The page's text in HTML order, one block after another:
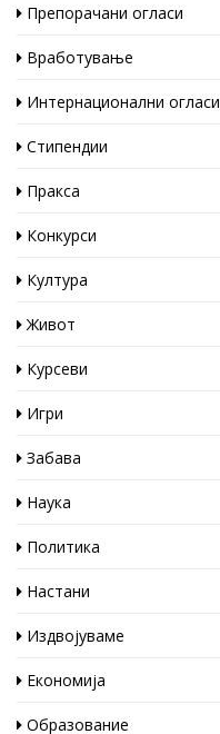
Препорачани огласи
Вработување
Интернационални огласи
Стипендии
Пракса
Конкурси
Култура
Живот
Курсеви
Игри
Забава
Наука
Политика
Настани
Издвојуваме
Економија
Образование